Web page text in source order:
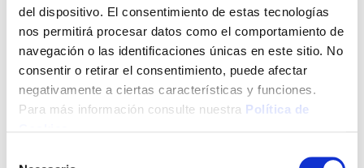
del dispositivo. El consentimiento de estas tecnologías
nos permitirá procesar datos como el comportamiento de
navegación o las identificaciones únicas en este sitio. No
consentir o retirar el consentimiento, puede afectar
negativamente a ciertas características y funciones.
Para más información consulte nuestra Política de
Click&Collect - Recogida gratis
en nuestras tiendas
Envío a domicilio:
5 días hábiles